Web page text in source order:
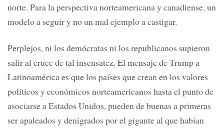
norte. Para la perspectiva norteamericana y canadiense, un
modelo a seguir y no un mal ejemplo a castigar.
Perplejos, ni los demócratas ni los republicanos supieron
salir al cruce de tal insensatez. El mensaje de Trump a
Latinoamérica es que los países que crean en los valores
políticos y económicos norteamericanos hasta el punto de
asociarse a Estados Unidos, pueden de buenas a primeras
ser apaleados y denigrados por el gigante al que habían